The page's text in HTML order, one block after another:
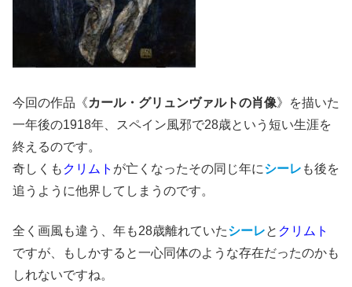
今回の作品《カール・グリュンヴァルトの肖像》を描いた
一年後の1918年、スペイン風邪で28歳という短い生涯を
終えるのです。
奇しくも クリムト が亡くなったその同じ年にシーレ も後を
追うように他界してしまうのです。
全く画風も違う、年も28歳離れていたシーレと クリムト
ですが、もしかすると一心同体のような存在だったのかも
しれないですね。